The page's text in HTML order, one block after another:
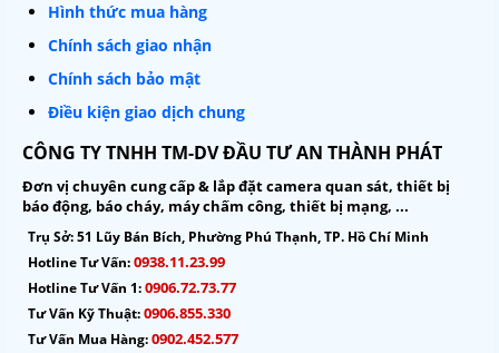
Hình thức mua hàng
Chính sách giao nhận
Chính sách bảo mật
Điều kiện giao dịch chung
CÔNG TY TNHH TM-DV ĐẦU TƯ AN THÀNH PHÁT
Đơn vị chuyên cung cấp & lắp đặt camera quan sát, thiết bị
báo động, báo cháy, máy chấm công, thiết bị mạng, ...
Trụ Sở:51 Lũy Bán Bích, Phường Phú Thạnh, TP. Hồ Chí Minh
Hotline Tư Vấn:0938.11.23.99
Hotline Tư Vấn 1:0906.72.73.77
Tư Vấn Kỹ Thuật:0906.855.330
Tư Vấn Mua Hàng:0902.452.577